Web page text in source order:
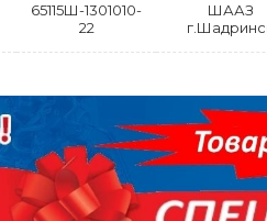
АКЦИЯ
РАСПРОДАЖА
КРУГ ПОВОРОТНЫЙ
10*12ОТВ., Д.102*86
Г.КАЗАНЬ
65115Ш-1301010-
22
ШААЗ